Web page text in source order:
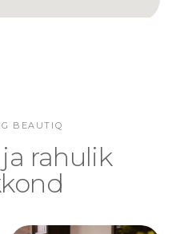
BEAUTIQ
rahulik